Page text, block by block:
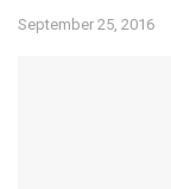
September 25, 2016